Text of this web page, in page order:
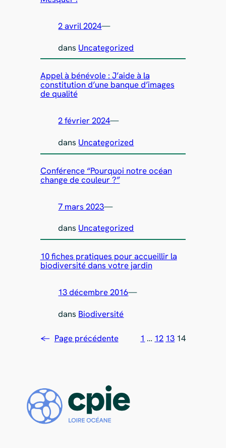
2 avril 2024—
dans Uncategorized
Appel à bénévole : J’aide à la
constitution d’une banque d’images
de qualité
2 février 2024—
dans Uncategorized
Conférence “Pourquoi notre océan
change de couleur ?”
7 mars 2023—
dans Uncategorized
10 fiches pratiques pour accueillir la
biodiversité dans votre jardin
13 décembre 2016—
dans Biodiversité
← Page précédente 1 … 12 13 14